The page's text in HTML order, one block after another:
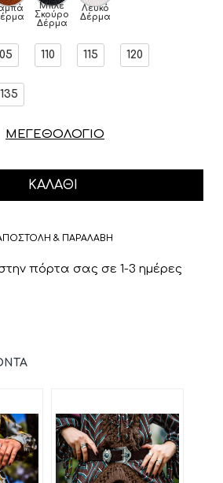
Μπλε
Σκούρο
Δέρμα
Λευκό
Δέρμα
110 115 120
135
ΚΑΛΆΘΙ
ΜΕΓΕΘΟΛΟΓΙΟ
& ΠΑΡΑΛΑΒΗ
πόρτα σας σε 1-3 ημέρες